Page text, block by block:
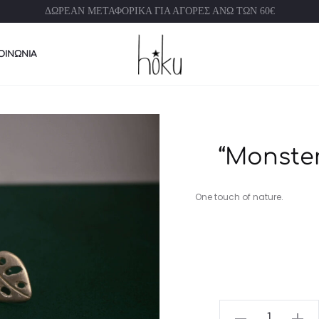
ΔΩΡΕΑΝ ΜΕΤΑΦΟΡΙΚΑ ΓΙΑ ΑΓΟΡΕΣ ΑΝΩ ΤΩΝ 60€
One touch of nature.
"Monstera